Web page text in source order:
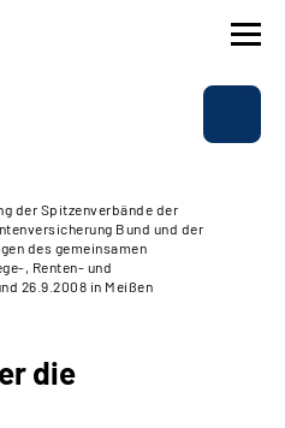
der Spitzenverbände der
Bund und der
des gemeinsamen
, Renten- und
26.9.2008 in Meißen
die